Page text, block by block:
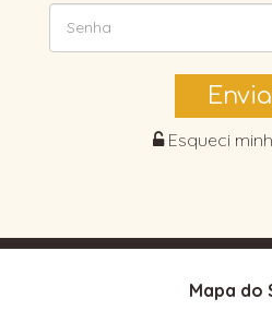
Esqueci
Mapa do